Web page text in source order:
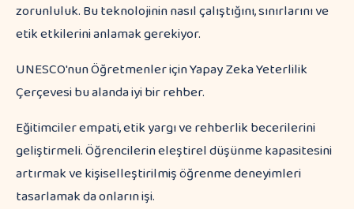
zorunluluk. Bu teknolojinin nasıl çalıştığını, sınırlarını ve
etik etkilerini anlamak gerekiyor.
UNESCO'nun Öğretmenler için Yapay Zeka Yeterlilik
Çerçevesi bu alanda iyi bir rehber.
Eğitimciler empati, etik yargı ve rehberlik becerilerini
geliştirmeli. Öğrencilerin eleştirel düşünme kapasitesini
artırmak ve kişiselleştirilmiş öğrenme deneyimleri
tasarlamak da onların işi.